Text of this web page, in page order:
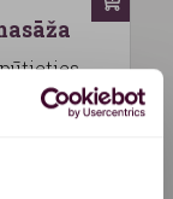
sevī